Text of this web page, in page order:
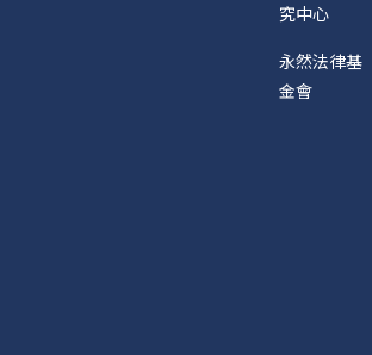
究中心
永然法律基
金會